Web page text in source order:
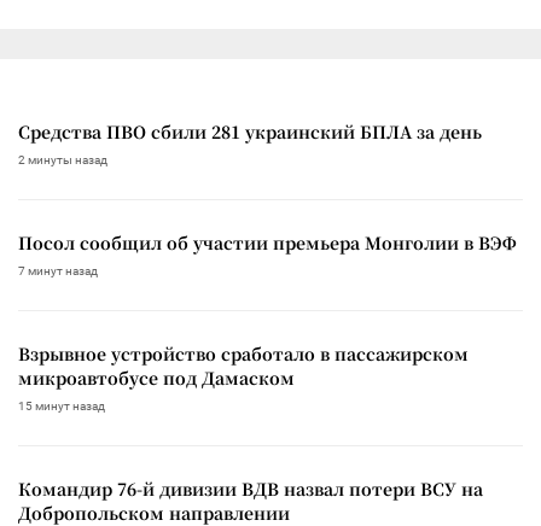
Средства ПВО сбили 281 украинский БПЛА за день
2 минуты назад
Посол сообщил об участии премьера Монголии в ВЭФ
7 минут назад
Взрывное устройство сработало в пассажирском
микроавтобусе под Дамаском
15 минут назад
Командир 76-й дивизии ВДВ назвал потери ВСУ на
Добропольском направлении